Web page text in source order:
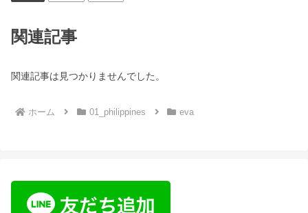
関連記事
関連記事は見つかりませんでした。
ホーム 01_philippines eva